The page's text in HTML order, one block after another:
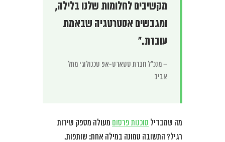
מקשיבים לחלומות שלנו בלילה,
ומגבשים אסטרטגיה שבאמת
עובדת.”
– מנכ”ל חברת סטארט-אפ טכנולוגי מתל
אביב
מה שמבדיל סוכנות פרסום מעולה מספק שירות
רגיל? התשובה טמונה במילה אחת: שותפות.